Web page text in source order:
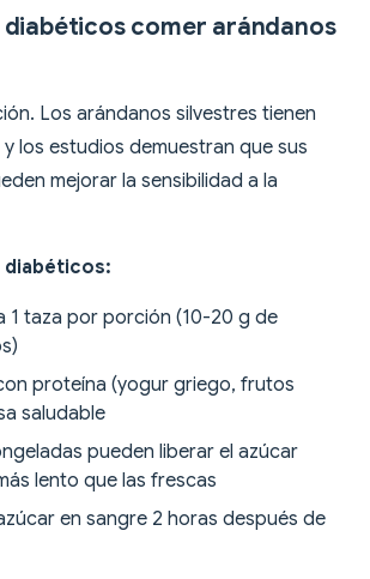
diabéticos comer arándanos
Los arándanos silvestres tienen
y los estudios demuestran que sus
mejorar la sensibilidad a la
diabéticos:
1 taza por porción (10-20 g de
proteína (yogur griego, frutos
saludable
pueden liberar el azúcar
lento que las frescas
en sangre 2 horas después de